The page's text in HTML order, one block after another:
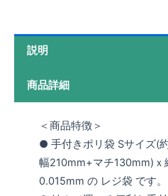
説明
商品詳細
＜商品特徴＞
● 手付きポリ袋 Sサイズ(
幅210mm+マチ130mm)
0.015mm の レジ袋 です。